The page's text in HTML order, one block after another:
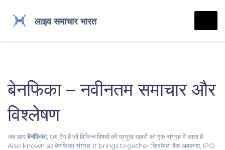
बेनफिका – नवीनतम समाचार और
विश्लेषण
जब आपबेनफिका, एक टैग है जो विभिन्न विषयों की प्रमुख खबरों को एक संग्रह में लाता है.
Also known asबेनफ़िका संग्रह, it brings togetherक्रिकेट, बैंक अवकाश, IPO